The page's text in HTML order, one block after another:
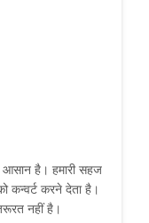
है। हमारी सहज
करने देता है।
नहीं है।